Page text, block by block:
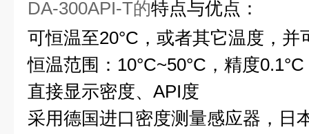
DA-300API-T的特点与优点：
可恒温至20°C，或者其它温度，并
恒温范围：10°C~50°C，精度0.1°C
直接显示密度、API度
采用德国进口密度测量感应器，日